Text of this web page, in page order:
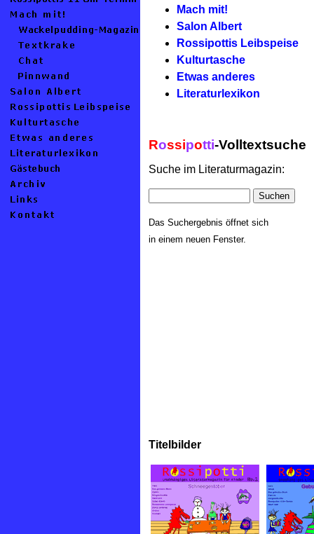
Mach mit!
Salon Albert
Rossipottis Leibspeise
Kulturtasche
Etwas anderes
Literaturlexikon
Rossipotti-Volltextsuche
Suche im Literaturmagazin:
Das Suchergebnis öffnet sich
in einem neuen Fenster.
Titelbilder